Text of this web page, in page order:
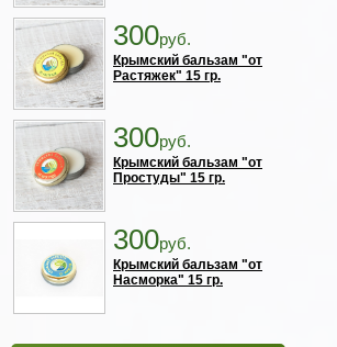
300руб.
Крымский бальзам "от
Растяжек" 15 гр.
300руб.
Крымский бальзам "от
Простуды" 15 гр.
300руб.
Крымский бальзам "от
Насморка" 15 гр.